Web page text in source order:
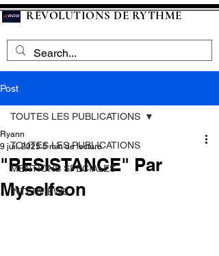
RÉVOLUTIONS DE RYTHME
Post
TOUTES LES PUBLICATIONS
MENTIONS SPECIALES
INTERVIEWS
TOUTES LES PUBLICATIONS
"RESISTANCE" Par
Myselfson
Ryann
9 juil. 2025 5 min de lecture